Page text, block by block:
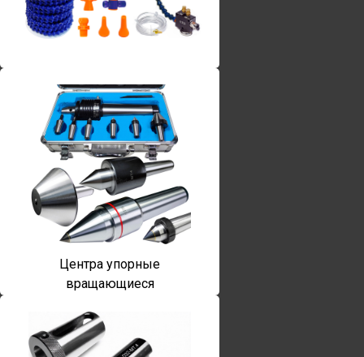
Винты torx
Центра упорные
вращающиеся